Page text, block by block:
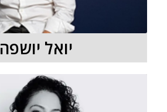
יואל יושפה